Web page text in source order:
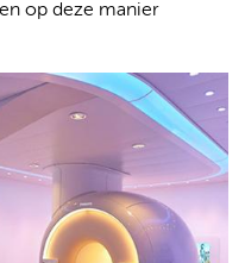
op deze manier